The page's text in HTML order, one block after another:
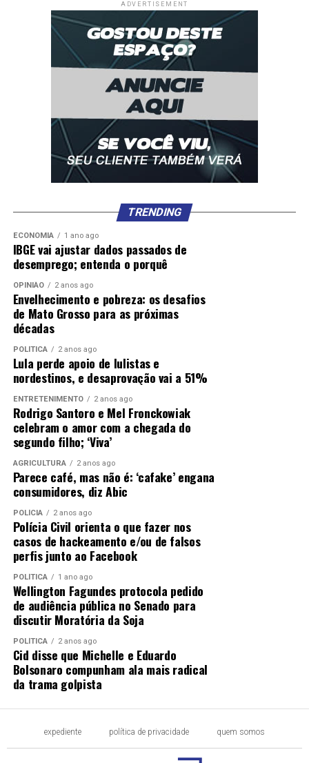
ADVERTISEMENT
TRENDING
ECONOMIA 1 ano ago
IBGE vai ajustar dados passados de
desemprego; entenda o porquê
OPINIÃO 2 anos ago
Envelhecimento e pobreza: os desafios
de Mato Grosso para as próximas
décadas
POLÍTICA 2 anos ago
Lula perde apoio de lulistas e
nordestinos, e desaprovação vai a 51%
ENTRETENIMENTO 2 anos ago
Rodrigo Santoro e Mel Fronckowiak
celebram o amor com a chegada do
segundo filho; ‘Viva’
AGRICULTURA 2 anos ago
Parece café, mas não é: ‘cafake’ engana
consumidores, diz Abic
POLÍCIA 2 anos ago
Polícia Civil orienta o que fazer nos
casos de hackeamento e/ou de falsos
perfis junto ao Facebook
POLÍTICA 1 ano ago
Wellington Fagundes protocola pedido
de audiência pública no Senado para
discutir Moratória da Soja
POLÍTICA 2 anos ago
Cid disse que Michelle e Eduardo
Bolsonaro compunham ala mais radical
da trama golpista
expediente política de privacidade quem somos